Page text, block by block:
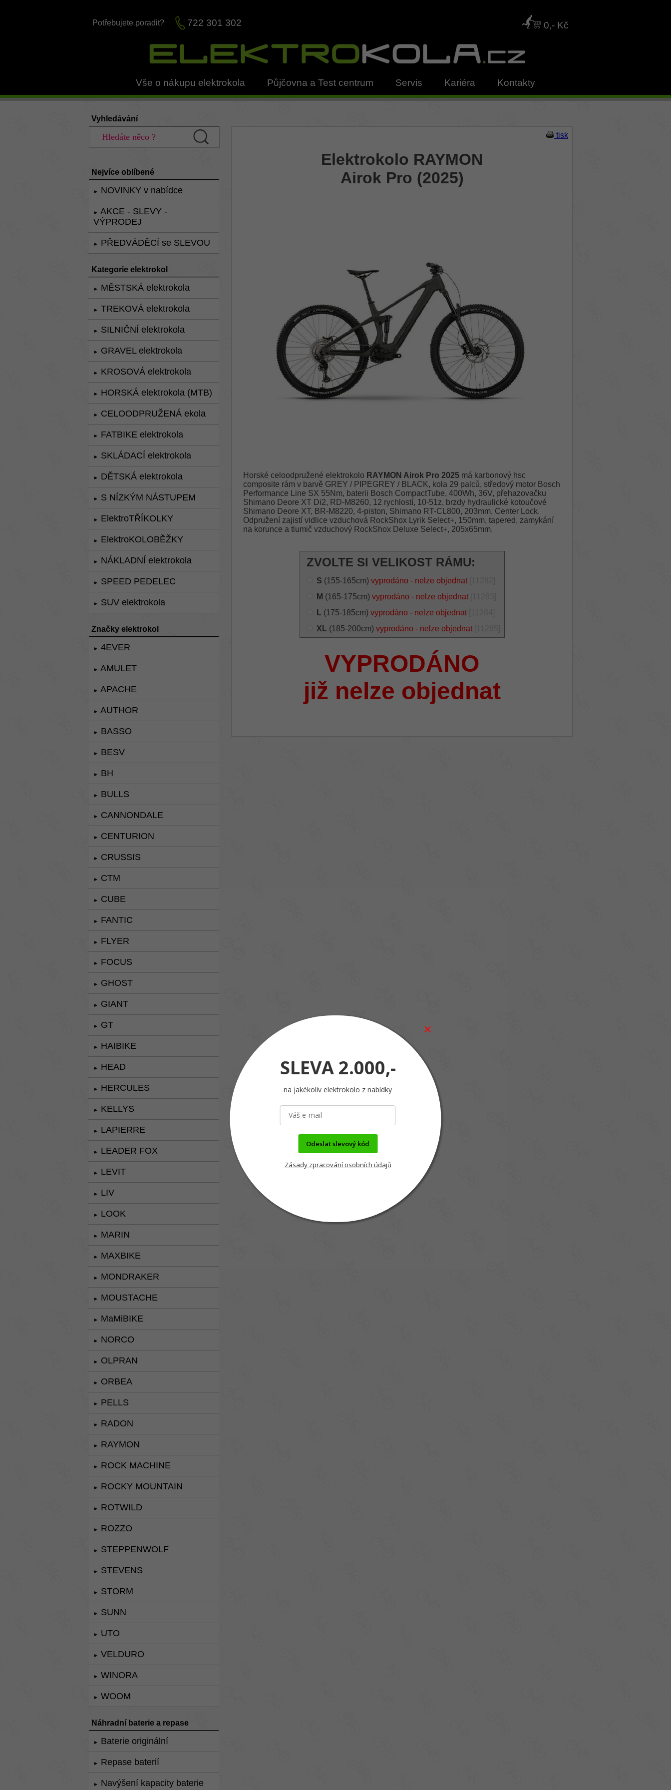
Potřebujete poradit? 722 301 302 0,- Kč
Vše o nákupu elektrokola Půjčovna a Test centrum Servis Kariéra Kontakty
Vyhledávání
Nejvíce oblíbené
► NOVINKY v nabídce
►
AKCE - SLEVY -
VÝPRODEJ
► PŘEDVÁDĚCÍ se SLEVOU
Kategorie elektrokol
► MĚSTSKÁ elektrokola
► TREKOVÁ elektrokola
► SILNIČNÍ elektrokola
► GRAVEL elektrokola
► KROSOVÁ elektrokola
► HORSKÁ elektrokola (MTB)
► CELOODPRUŽENÁ ekola
► FATBIKE elektrokola
► SKLÁDACÍ elektrokola
► DĚTSKÁ elektrokola
► S NÍZKÝM NÁSTUPEM
► ElektroTŘÍKOLKY
► ElektroKOLOBĚŽKY
► NÁKLADNÍ elektrokola
► SPEED PEDELEC
► SUV elektrokola
Značky elektrokol
► 4EVER
► AMULET
► APACHE
► AUTHOR
► BASSO
► BESV
► BH
► BULLS
► CANNONDALE
► CENTURION
► CRUSSIS
► CTM
► CUBE
► FANTIC
► FLYER
► FOCUS
► GHOST
► GIANT
► GT
► HAIBIKE
► HEAD
► HERCULES
► KELLYS
► LAPIERRE
► LEADER FOX
► LEVIT
► LIV
► LOOK
► MARIN
► MAXBIKE
► MONDRAKER
► MOUSTACHE
► MaMiBIKE
► NORCO
► OLPRAN
► ORBEA
► PELLS
► RADON
► RAYMON
► ROCK MACHINE
► ROCKY MOUNTAIN
► ROTWILD
► ROZZO
► STEPPENWOLF
► STEVENS
► STORM
► SUNN
► UTO
► VELDURO
► WINORA
► WOOM
Náhradní baterie a repase
► Baterie originální
► Repase baterií
► Navýšení kapacity baterie
tisk
Elektrokolo RAYMON
Airok Pro (2025)
Horské celoodpružené elektrokolo RAYMON Airok Pro 2025má karbonový hsc
composite rám v barvě GREY / PIPEGREY / BLACK, kola 29 palců, středový motor Bosch
Performance Line SX 55Nm, baterii Bosch CompactTube, 400Wh, 36V, přehazovačku
Shimano Deore XT Di2, RD-M8260, 12 rychlostí, 10-51z, brzdy hydraulické kotoučové
Shimano Deore XT, BR-M8220, 4-piston, Shimano RT-CL800, 203mm, Center Lock.
Odpružení zajistí vidlice vzduchová RockShox Lyrik Select+, 150mm, tapered, zamykání
na korunce a tlumič vzduchový RockShox Deluxe Select+, 205x65mm.
ZVOLTE SI VELIKOST RÁMU:
S (155-165cm) vyprodáno - nelze objednat
M (165-175cm) vyprodáno - nelze objednat
L (175-185cm) vyprodáno - nelze objednat
XL (185-200cm) vyprodáno - nelze objednat
VYPRODÁNO
již nelze objednat
SLEVA 2.000,-
na jakékoliv elektrokolo z nabídky
Odeslat slevový kód
Zásady zpracování osobních údajů